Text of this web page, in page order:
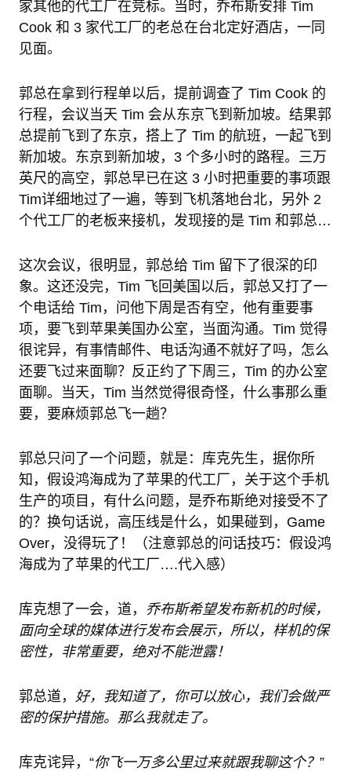
家其他的代工厂在竞标。当时，乔布斯安排 Tim
Cook 和 3 家代工厂的老总在台北定好酒店，一同
见面。
郭总在拿到行程单以后，提前调查了 Tim Cook 的
行程，会议当天 Tim 会从东京飞到新加坡。结果郭
总提前飞到了东京，搭上了 Tim 的航班，一起飞到
新加坡。东京到新加坡，3 个多小时的路程。三万
英尺的高空，郭总早已在这 3 小时把重要的事项跟
Tim详细地过了一遍，等到飞机落地台北，另外 2
个代工厂的老板来接机，发现接的是 Tim 和郭总…
这次会议，很明显，郭总给 Tim 留下了很深的印
象。这还没完，Tim 飞回美国以后，郭总又打了一
个电话给 Tim，问他下周是否有空，他有重要事
项，要飞到苹果美国办公室，当面沟通。Tim 觉得
很诧异，有事情邮件、电话沟通不就好了吗，怎么
还要飞过来面聊？反正约了下周三，Tim 的办公室
面聊。当天，Tim 当然觉得很奇怪，什么事那么重
要，要麻烦郭总飞一趟？
郭总只问了一个问题，就是：库克先生，据你所
知，假设鸿海成为了苹果的代工厂，关于这个手机
生产的项目，有什么问题，是乔布斯绝对接受不了
的？换句话说，高压线是什么，如果碰到，Game
Over，没得玩了！（注意郭总的问话技巧：假设鸿
海成为了苹果的代工厂….代入感）
库克想了一会，道， 乔布斯希望发布新机的时候，
面向全球的媒体进行发布会展示，所以，样机的保
密性，非常重要，绝对不能泄露！
郭总道， 好，我知道了，你可以放心，我们会做严
密的保护措施。那么我就走了。
库克诧异，“你飞一万多公里过来就跟我聊这个？ ”